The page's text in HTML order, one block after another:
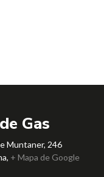
Gas
Muntaner, 246
, + Mapa de Google